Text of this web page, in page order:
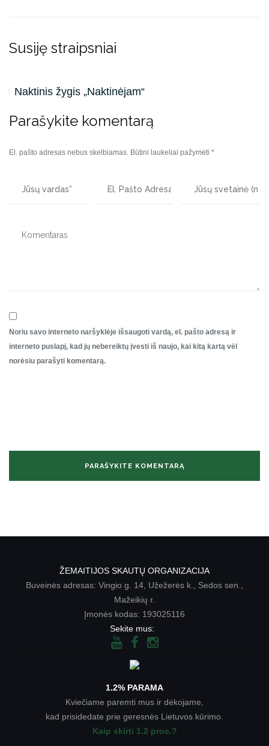
Susiję straipsniai
Naktinis žygis „Naktinėjam“
Parašykite komentarą
El. pašto adresas nebus skelbiamas. Būtini laukeliai pažymėti *
Noriu savo interneto naršyklėje išsaugoti vardą, el. pašto adresą ir
interneto puslapį, kad jų nebereiktų įvesti iš naujo, kai kitą kartą vėl
norėsiu parašyti komentarą.
ŽEMAITIJOS SKAUTŲ ORGANIZACIJA
Buveinės adresas: Vingio g. 14, Užežerės k., Sedos sen.,
Mažeikių r.
Įmonės kodas: 193025116
Sekite mus:
1.2% PARAMA
Kviečiame paremti mus ir dėkojame,
kad prisidedate prie geresnės Lietuvos kūrimo.
Kaip skirti 1.2 proc.?